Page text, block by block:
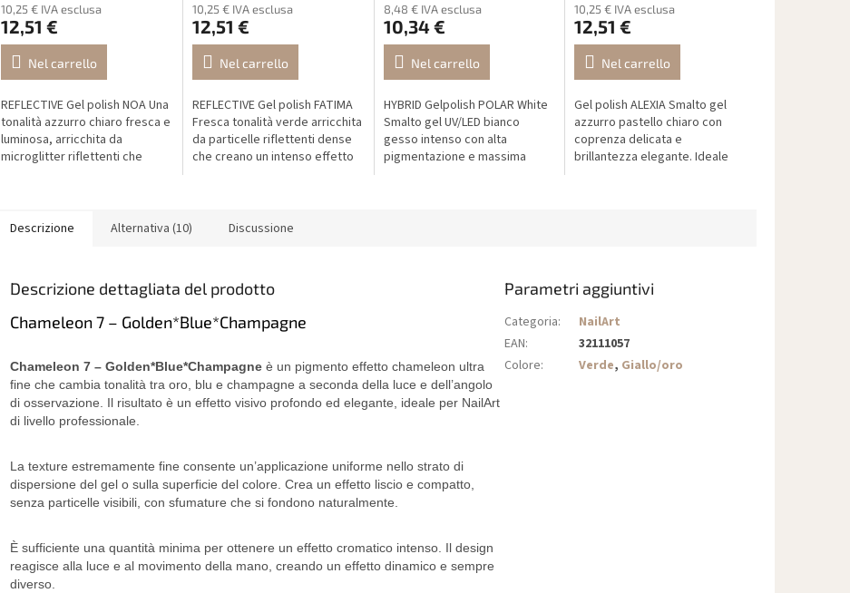
10,25 € IVA esclusa
12,51 €
Nel carrello
REFLECTIVE Gel polish NOA Una
tonalità azzurro chiaro fresca e
luminosa, arricchita da
microglitter riflettenti che
10,25 € IVA esclusa
12,51 €
Nel carrello
REFLECTIVE Gel polish FATIMA
Fresca tonalità verde arricchita
da particelle riflettenti dense
che creano un intenso effetto
8,48 € IVA esclusa
10,34 €
Nel carrello
HYBRID Gelpolish POLAR White
Smalto gel UV/LED bianco
gesso intenso con alta
pigmentazione e massima
10,25 € IVA esclusa
12,51 €
Nel carrello
Gel polish ALEXIA Smalto gel
azzurro pastello chiaro con
coprenza delicata e
brillantezza elegante. Ideale
Descrizione Alternativa (10) Discussione
Descrizione dettagliata del prodotto
Chameleon 7 – Golden*Blue*Champagne
Chameleon 7 – Golden*Blue*Champagne è un pigmento effetto chameleon ultra
fine che cambia tonalità tra oro, blu e champagne a seconda della luce e dell’angolo
di osservazione. Il risultato è un effetto visivo profondo ed elegante, ideale per NailArt
di livello professionale.
La texture estremamente fine consente un’applicazione uniforme nello strato di
dispersione del gel o sulla superficie del colore. Crea un effetto liscio e compatto,
senza particelle visibili, con sfumature che si fondono naturalmente.
È sufficiente una quantità minima per ottenere un effetto cromatico intenso. Il design
reagisce alla luce e al movimento della mano, creando un effetto dinamico e sempre
diverso.
Parametri aggiuntivi
Categoria:
NailArt
EAN:
32111057
Colore: Verde, Giallo/oro